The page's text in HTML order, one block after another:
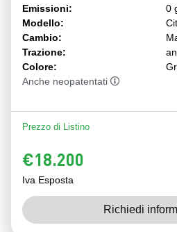
Emissioni:
0
Modello:
Cambio:
Trazione:
Colore:
Anche neopatentati
Prezzo di Listino
€18.200
Iva Esposta
Richiedi